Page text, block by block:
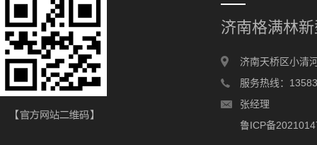
济南格满林
济南天桥区小清
服务热线：
张经理
鲁ICP备